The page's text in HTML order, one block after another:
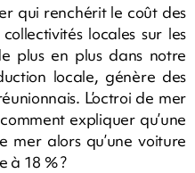
qui renchérit le coût des
locales sur les
plus en plus dans notre
locale, génère des
L’octroi de mer
expliquer qu’une
mer alors qu’une voiture
à 18 % ?